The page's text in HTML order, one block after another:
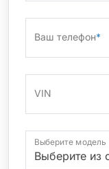
Ваш телефон*
VIN
Выберите модель